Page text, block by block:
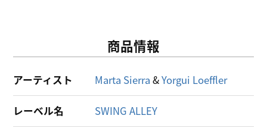
商品情報
アーティスト Marta Sierra &Yorgui Loeffler
レーベル名 SWING ALLEY